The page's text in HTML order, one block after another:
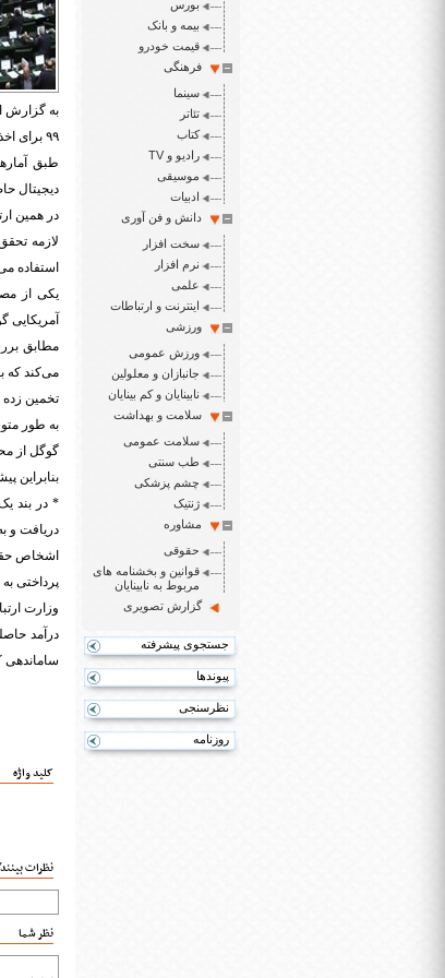
بورس
بیمه و بانک
قیمت خودرو
فرهنگی
سینما
تئاتر
کتاب
رادیو و TV
موسیقی
ادبیات
دانش و فن آوری
سخت افزار
نرم افزار
علمی
اینترنت و ارتباطات
ورزشی
ورزش عمومی
جانبازان و معلولین
نابینایان و کم بینایان
سلامت و بهداشت
سلامت عمومی
طب سنتی
چشم پزشکی
ژنتیک
مشاوره
حقوقی
قوانین و بخشنامه های
مربوط به نابینایان
گزارش تصویری
جستجوی پیشرفته
پیوندها
نظرسنجی
روزنامه
۹۹ برای اخذ عوارض از خدمات دیجیتالی را بررسی کرد.
دیجیتال
در همین
لازمه
استفاده
یکی از
می‌کند که
گوگل از محل
بنابراین پیشنهاد
دریافت و
پرداختی
وزارت
ساماندهی
کلید واژه
نظرات
نظر شما